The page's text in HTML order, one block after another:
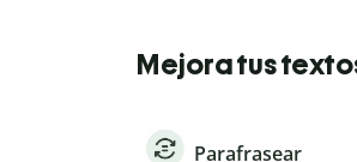
Mejora tus
Parafrasear